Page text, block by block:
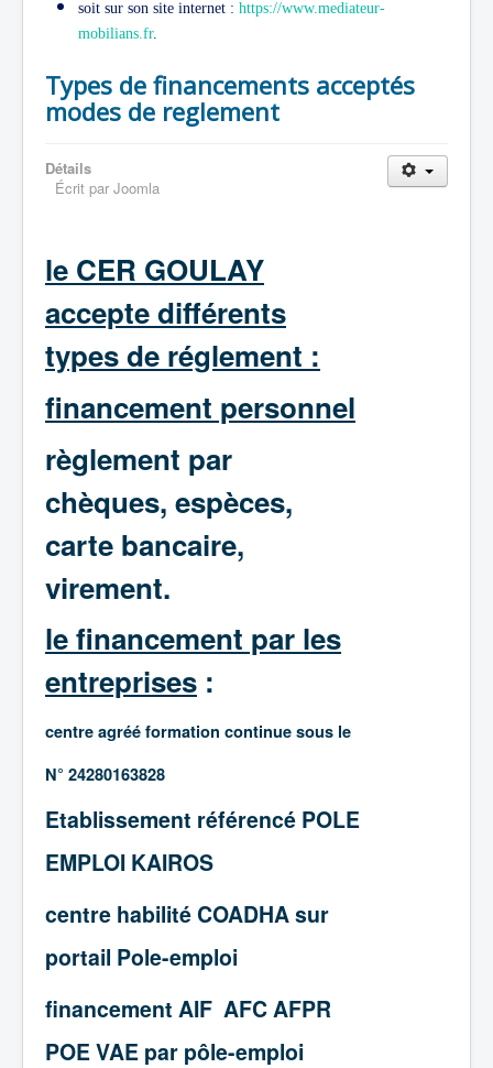
soit sur son site internet : https://www.mediateur-
mobilians.fr.
Types de financements acceptés
modes de reglement
Détails
Écrit par Joomla
le CER GOULAY
accepte différents
types de réglement :
financement personnel
règlement par
chèques, espèces,
carte bancaire,
virement.
le financement par les
entreprises :
centre agréé formation continue sous le
N° 24280163828
Etablissement référencé POLE
EMPLOI KAIROS
centre habilité COADHA sur
portail Pole-emploi
financement AIF AFC AFPR
POE VAE par pôle-emploi